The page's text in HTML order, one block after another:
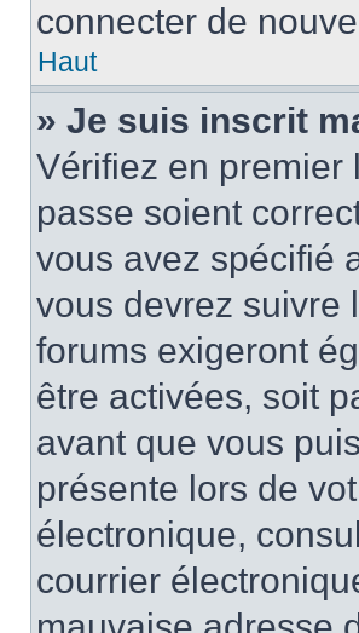
connecter de
Haut
» Je suis inscrit
Vérifiez en premier
passe soient
vous avez spécifié
vous devrez suivre
forums exigeront
être activées, soit
avant que vous
présente lors de
électronique,
courrier